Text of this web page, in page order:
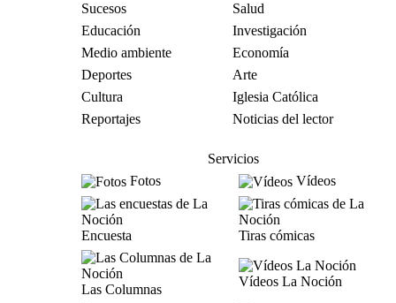
Sucesos
Salud
Educación
Investigación
Medio ambiente
Economía
Deportes
Arte
Cultura
Iglesia Católica
Reportajes
Noticias del lector
Servicios
Fotos
Vídeos
Encuesta Tiras cómicas
Las Columnas
Vídeos La Noción